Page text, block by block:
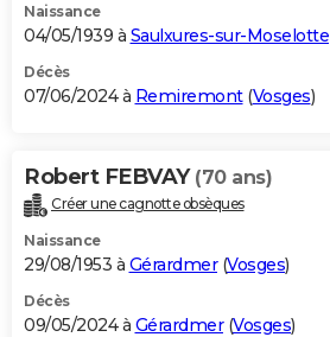
Naissance
04/05/1939 à Saulxures-sur-Moselotte
Décès
07/06/2024 à Remiremont(Vosges)
Robert FEBVAY (70 ans)
Créer une cagnotte obsèques
Naissance
29/08/1953 à Gérardmer(Vosges)
Décès
09/05/2024 à Gérardmer(Vosges)